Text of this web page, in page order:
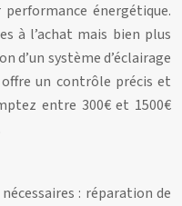
énergétique.
à l’achat mais bien plus
d’un système d’éclairage
un contrôle précis et
entre 300€ et 1500€
: réparation de